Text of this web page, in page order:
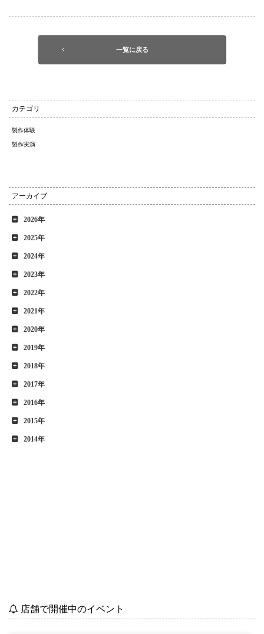
一覧に戻る
カテゴリ
製作体験
製作実演
アーカイブ
2026年
2025年
2024年
2023年
2022年
2021年
2020年
2019年
2018年
2017年
2016年
2015年
2014年
店舗で開催中のイベント